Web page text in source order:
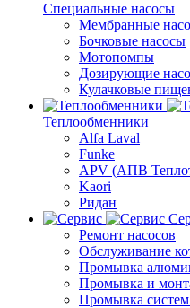
Специальные насосы
Мембранные
Бочковые насосы
Мотопомпы
Дозирующие
Кулачковые
Теплообменники
Alfa Laval
Funke
APV (АПВ
Kaori
Ридан
Ремонт насосов
Обслуживание
Промывка
Промывка и
Промывка